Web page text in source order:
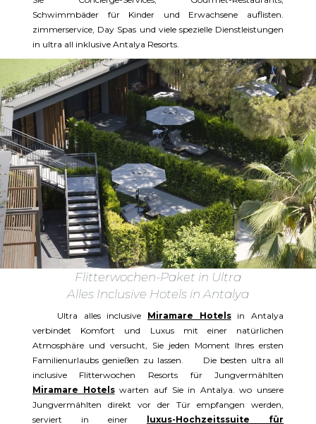
Schwimmbäder für Kinder und Erwachsene auflisten.
zimmerservice, Day Spas und viele spezielle Dienstleistungen
in ultra all inklusive Antalya Resorts.
Flitterwochen-Paket in Ultra
Alles Inclusive Hotels in Antalya
Ultra alles inclusive Miramare Hotelsin Antalya
verbindet Komfort und Luxus mit einer natürlichen
Atmosphäre und versucht, Sie jeden Moment Ihres ersten
Familienurlaubs genießen zu lassen. Die besten ultra all
inclusive Flitterwochen Resorts für Jungvermählten
Miramare Hotelswarten auf Sie in Antalya. wo unsere
Jungvermählten direkt vor der Tür empfangen werden,
serviert in einer
luxus-Hochzeitssuite für